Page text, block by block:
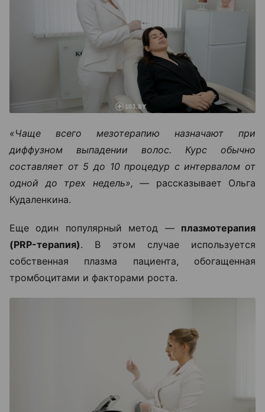
«Чаще всего мезотерапию назначают при
диффузном выпадении волос. Курс обычно
составляет от 5 до 10 процедур с интервалом от
одной до трех недель», — рассказывает Ольга
Кудаленкина.
Еще один популярный метод — плазмотерапия
(PRP-терапия). В этом случае используется
собственная плазма пациента, обогащенная
тромбоцитами и факторами роста.